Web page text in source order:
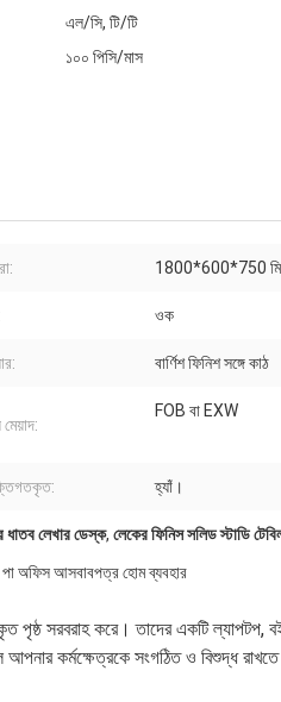
এল/সি, টি/টি
১০০ পিসি/মাস
1800*600*750
ওক
বার্ণিশ ফিনিশ সঙ্গে কাঠ
FOB বা EXW
হ্যাঁ।
ধাতব লেখার ডেস্ক, লেকের ফিনিস সলিড স্টাডি
পা অফিস আসবাবপত্র হোম ব্যবহার
পৃষ্ঠ সরবরাহ করে। তাদের একটি ল্যাপটপ,
কর্মক্ষেত্রকে সংগঠিত ও বিশুদ্ধ